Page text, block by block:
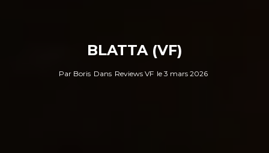
BLATTA (VF)
Par Boris Dans Reviews VF le 3 mars 2026